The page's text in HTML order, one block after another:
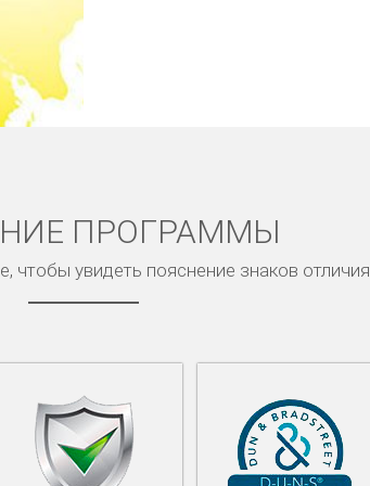
ПРОГРАММЫ
чтобы увидеть пояснение знаков отличия